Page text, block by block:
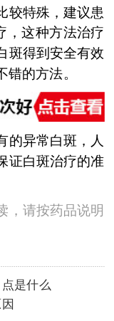
较特殊，建议患
，这种方法治疗
斑得到安全有效
的方法。
异常白斑，人
证白斑治疗的准
，请按药品说明
是什么